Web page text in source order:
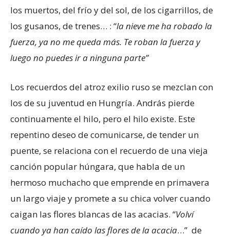
los muertos, del frío y del sol, de los cigarrillos, de
los gusanos, de trenes… : “la nieve me ha robado la
fuerza, ya no me queda más. Te roban la fuerza y
luego no puedes ir a ninguna parte”
Los recuerdos del atroz exilio ruso se mezclan con
los de su juventud en Hungría. András pierde
continuamente el hilo, pero el hilo existe. Este
repentino deseo de comunicarse, de tender un
puente, se relaciona con el recuerdo de una vieja
canción popular húngara, que habla de un
hermoso muchacho que emprende en primavera
un largo viaje y promete a su chica volver cuando
caigan las flores blancas de las acacias. “Volví
cuando ya han caído las flores de la acacia…” de